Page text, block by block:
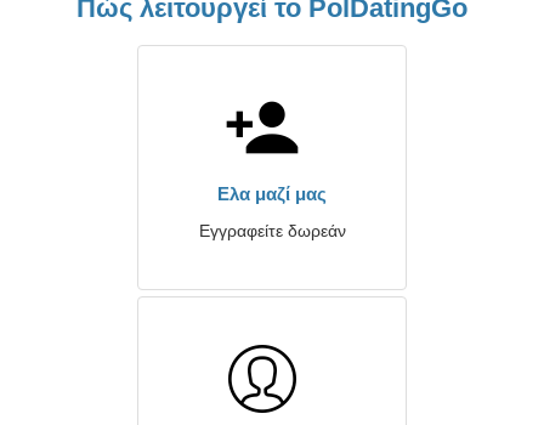
Πώς λειτουργεί το PolDatingGo
Ελα μαζί μας
Εγγραφείτε δωρεάν